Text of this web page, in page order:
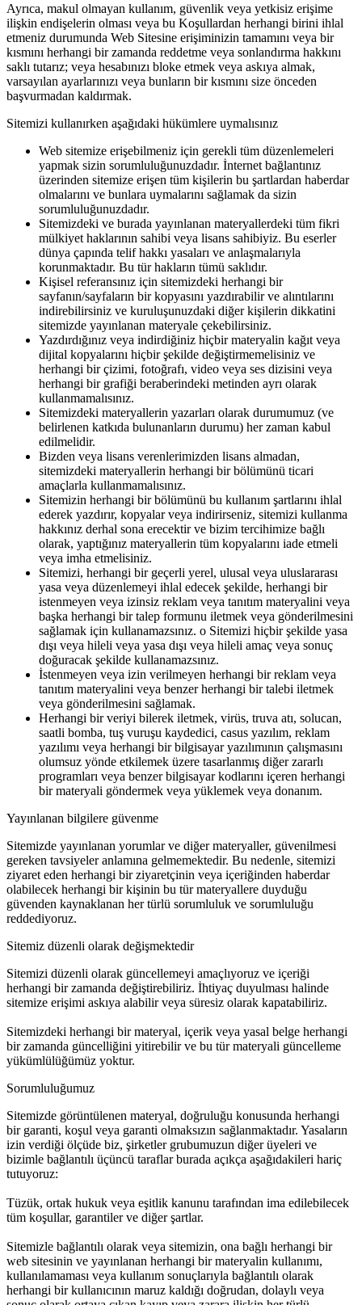
Ayrıca, makul olmayan kullanım, güvenlik veya yetkisiz erişime
ilişkin endişelerin olması veya bu Koşullardan herhangi birini ihlal
etmeniz durumunda Web Sitesine erişiminizin tamamını veya bir
kısmını herhangi bir zamanda reddetme veya sonlandırma hakkını
saklı tutarız; veya hesabınızı bloke etmek veya askıya almak,
varsayılan ayarlarınızı veya bunların bir kısmını size önceden
başvurmadan kaldırmak.
Sitemizi kullanırken aşağıdaki hükümlere uymalısınız
Web sitemize erişebilmeniz için gerekli tüm düzenlemeleri
yapmak sizin sorumluluğunuzdadır. İnternet bağlantınız
üzerinden sitemize erişen tüm kişilerin bu şartlardan haberdar
olmalarını ve bunlara uymalarını sağlamak da sizin
sorumluluğunuzdadır.
Sitemizdeki ve burada yayınlanan materyallerdeki tüm fikri
mülkiyet haklarının sahibi veya lisans sahibiyiz. Bu eserler
dünya çapında telif hakkı yasaları ve anlaşmalarıyla
korunmaktadır. Bu tür hakların tümü saklıdır.
Kişisel referansınız için sitemizdeki herhangi bir
sayfanın/sayfaların bir kopyasını yazdırabilir ve alıntılarını
indirebilirsiniz ve kuruluşunuzdaki diğer kişilerin dikkatini
sitemizde yayınlanan materyale çekebilirsiniz.
Yazdırdığınız veya indirdiğiniz hiçbir materyalin kağıt veya
dijital kopyalarını hiçbir şekilde değiştirmemelisiniz ve
herhangi bir çizimi, fotoğrafı, video veya ses dizisini veya
herhangi bir grafiği beraberindeki metinden ayrı olarak
kullanmamalısınız.
Sitemizdeki materyallerin yazarları olarak durumumuz (ve
belirlenen katkıda bulunanların durumu) her zaman kabul
edilmelidir.
Bizden veya lisans verenlerimizden lisans almadan,
sitemizdeki materyallerin herhangi bir bölümünü ticari
amaçlarla kullanmamalısınız.
Sitemizin herhangi bir bölümünü bu kullanım şartlarını ihlal
ederek yazdırır, kopyalar veya indirirseniz, sitemizi kullanma
hakkınız derhal sona erecektir ve bizim tercihimize bağlı
olarak, yaptığınız materyallerin tüm kopyalarını iade etmeli
veya imha etmelisiniz.
Sitemizi, herhangi bir geçerli yerel, ulusal veya uluslararası
yasa veya düzenlemeyi ihlal edecek şekilde, herhangi bir
istenmeyen veya izinsiz reklam veya tanıtım materyalini veya
başka herhangi bir talep formunu iletmek veya gönderilmesini
sağlamak için kullanamazsınız. o Sitemizi hiçbir şekilde yasa
dışı veya hileli veya yasa dışı veya hileli amaç veya sonuç
doğuracak şekilde kullanamazsınız.
İstenmeyen veya izin verilmeyen herhangi bir reklam veya
tanıtım materyalini veya benzer herhangi bir talebi iletmek
veya gönderilmesini sağlamak.
Herhangi bir veriyi bilerek iletmek, virüs, truva atı, solucan,
saatli bomba, tuş vuruşu kaydedici, casus yazılım, reklam
yazılımı veya herhangi bir bilgisayar yazılımının çalışmasını
olumsuz yönde etkilemek üzere tasarlanmış diğer zararlı
programları veya benzer bilgisayar kodlarını içeren herhangi
bir materyali göndermek veya yüklemek veya donanım.
Yayınlanan bilgilere güvenme
Sitemizde yayınlanan yorumlar ve diğer materyaller, güvenilmesi
gereken tavsiyeler anlamına gelmemektedir. Bu nedenle, sitemizi
ziyaret eden herhangi bir ziyaretçinin veya içeriğinden haberdar
olabilecek herhangi bir kişinin bu tür materyallere duyduğu
güvenden kaynaklanan her türlü sorumluluk ve sorumluluğu
reddediyoruz.
Sitemiz düzenli olarak değişmektedir
Sitemizi düzenli olarak güncellemeyi amaçlıyoruz ve içeriği
herhangi bir zamanda değiştirebiliriz. İhtiyaç duyulması halinde
sitemize erişimi askıya alabilir veya süresiz olarak kapatabiliriz.
Sitemizdeki herhangi bir materyal, içerik veya yasal belge herhangi
bir zamanda güncelliğini yitirebilir ve bu tür materyali güncelleme
yükümlülüğümüz yoktur.
Sorumluluğumuz
Sitemizde görüntülenen materyal, doğruluğu konusunda herhangi
bir garanti, koşul veya garanti olmaksızın sağlanmaktadır. Yasaların
izin verdiği ölçüde biz, şirketler grubumuzun diğer üyeleri ve
bizimle bağlantılı üçüncü taraflar burada açıkça aşağıdakileri hariç
tutuyoruz:
Tüzük, ortak hukuk veya eşitlik kanunu tarafından ima edilebilecek
tüm koşullar, garantiler ve diğer şartlar.
Sitemizle bağlantılı olarak veya sitemizin, ona bağlı herhangi bir
web sitesinin ve yayınlanan herhangi bir materyalin kullanımı,
kullanılamaması veya kullanım sonuçlarıyla bağlantılı olarak
herhangi bir kullanıcının maruz kaldığı doğrudan, dolaylı veya